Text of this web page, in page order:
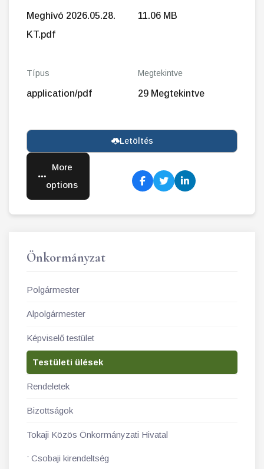
Meghívó 2026.05.28.
KT.pdf
11.06 MB
Típus
application/pdf
Megtekintve
29 Megtekintve
Letöltés
More
options
Önkormányzat
Polgármester
Alpolgármester
Képviselő testület
Testületi ülések
Rendeletek
Bizottságok
Tokaji Közös Önkormányzati Hivatal
Csobaji kirendeltség